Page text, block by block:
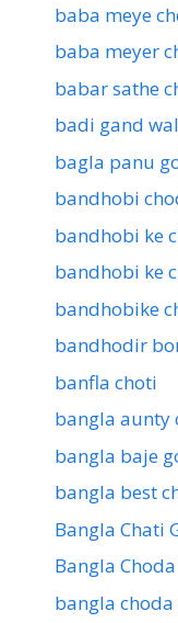
baba meye
baba meyer
babar sathe
badi gand
bagla panu
bandhobi
bandhobi ke
bandhobi ke
bandhobike
bandhodir
banfla choti
bangla aunty
bangla baje
bangla best
Bangla Chati
Bangla
bangla